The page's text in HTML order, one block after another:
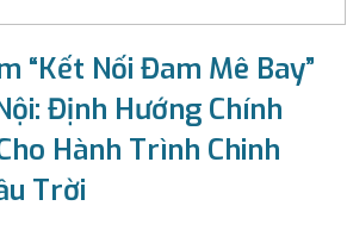
“Kết Nối Đam Mê Bay”
Định Hướng Chính
Hành Trình Chinh
Trời